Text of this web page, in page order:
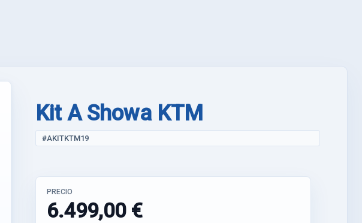
Kit A Showa KTM
#AKITKTM19
PRECIO
6.499,00 €